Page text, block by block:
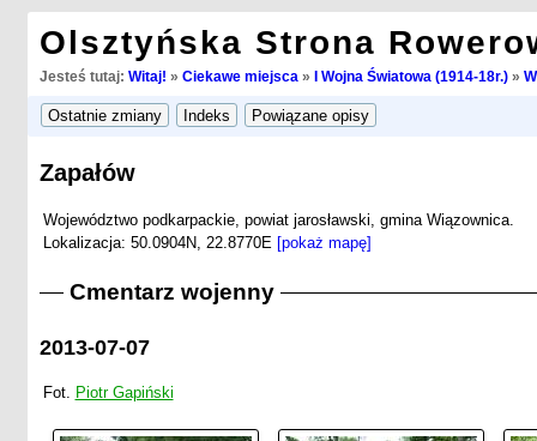
Olsztyńska Strona
Jesteś tutaj: Witaj! » Ciekawe miejsca » I Wojna Światowa (1914-18r.)»
Zapałów
Województwo podkarpackie, powiat jarosławski, gmina Wiązownica.
Lokalizacja: 50.0904N, 22.8770E [pokaż mapę]
Cmentarz wojenny
2013-07-07
Fot. Piotr Gapiński